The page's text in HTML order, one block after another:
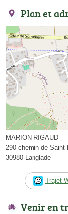
Plan et
MARION RIGAUD
290 chemin de
30980 Langlade
Trajet
Venir en